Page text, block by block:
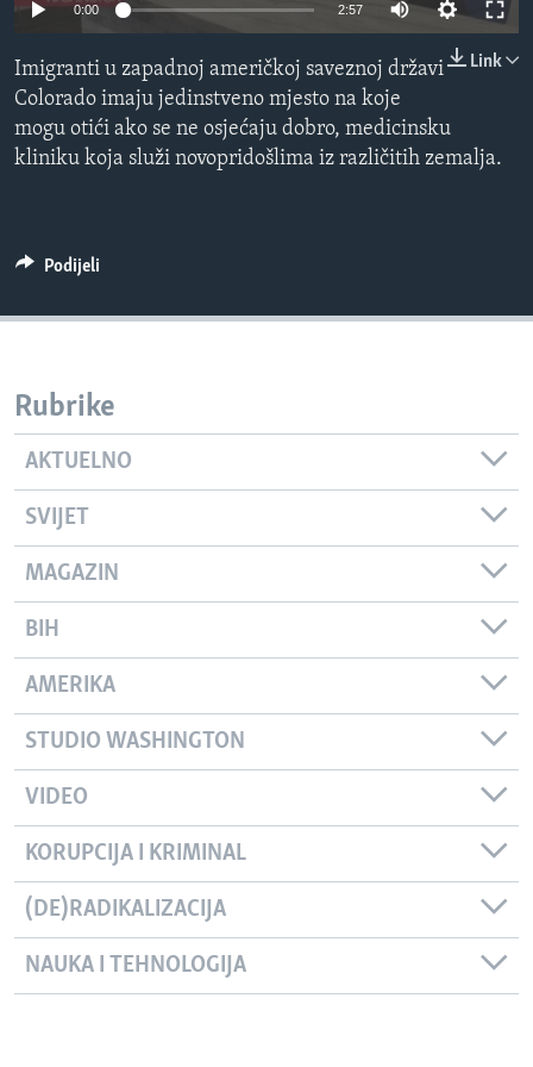
MAGAZIN
O GLASU AMERIKE
Learning English
0:00 2:57
Link
Imigranti u zapadnoj američkoj saveznoj državi
Colorado imaju jedinstveno mjesto na koje
mogu otići ako se ne osjećaju dobro, medicinsku
kliniku koja služi novopridošlima iz različitih zemalja.
Podijeli
Rubrike
AKTUELNO
SVIJET
MAGAZIN
BIH
AMERIKA
STUDIO WASHINGTON
VIDEO
KORUPCIJA I KRIMINAL
(DE)RADIKALIZACIJA
NAUKA I TEHNOLOGIJA